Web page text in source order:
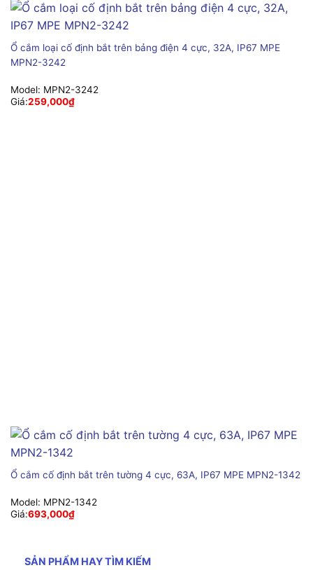
Ổ cắm loại cố định bắt trên bảng điện 4 cực, 32A, IP67 MPE
MPN2-3242
Model: MPN2-3242
Giá:259,000₫
Ổ cắm cố định bắt trên tường 4 cực, 63A, IP67 MPE MPN2-1342
Model: MPN2-1342
Giá:693,000₫
SẢN PHẨM HAY TÌM KIẾM